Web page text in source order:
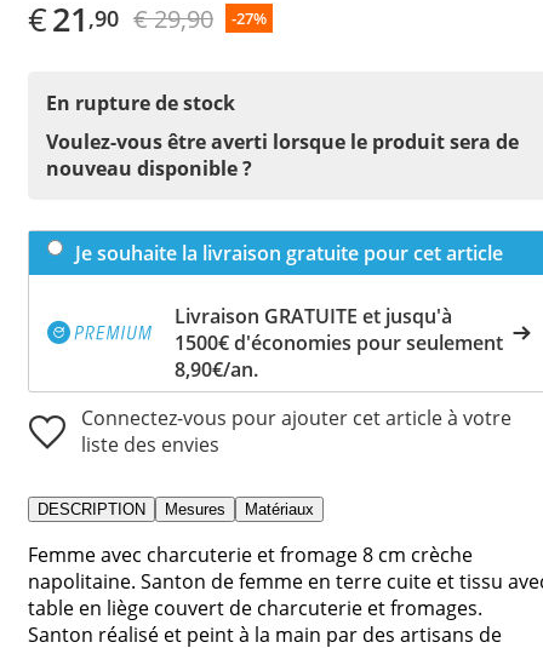
€21 ,90 € 29,90 -27%
En rupture de stock
Voulez-vous être averti lorsque le produit sera de
nouveau disponible ?
Je souhaite la livraison gratuite pour cet article
Livraison GRATUITE et jusqu'à
1500€ d'économies pour seulement
8,90€/an.
Connectez-vous pour ajouter cet article à votre
liste des envies
DESCRIPTION Mesures Matériaux
Femme avec charcuterie et fromage 8 cm crèche
napolitaine. Santon de femme en terre cuite et tissu
table en liège couvert de charcuterie et fromages.
Santon réalisé et peint à la main par des artisans de